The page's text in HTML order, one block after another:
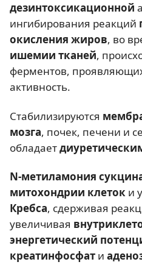
дезинтоксикационной
ингибирования реакций
окисления жиров, во
ишемии тканей,
ферментов,
активность.
Стабилизируются
мозга, почек, печени и
обладает
N-метиламония
митохондрии клеток и
Кребса, сдерживая
увеличивая
энергетический
креатинфосфат и